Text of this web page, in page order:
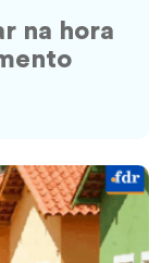
na hora